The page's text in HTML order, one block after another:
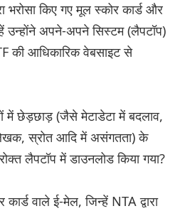
भरोसा किए गए मूल स्कोर कार्ड और
उन्होंने अपने-अपने सिस्टम (लैपटॉप)
की आधिकारिक वेबसाइट से
में छेड़छाड़ (जैसे मेटाडेटा में बदलाव,
स्रोत आदि में असंगतता) के
लैपटॉप में डाउनलोड किया गया?
कार्ड वाले ई-मेल, जिन्हें NTA द्वारा